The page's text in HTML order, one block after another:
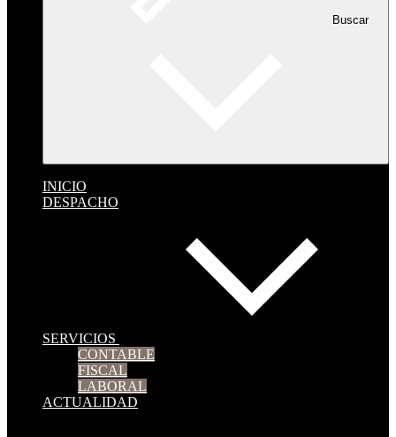
Buscar
INICIO
DESPACHO
SERVICIOS
CONTABLE
FISCAL
LABORAL
ACTUALIDAD